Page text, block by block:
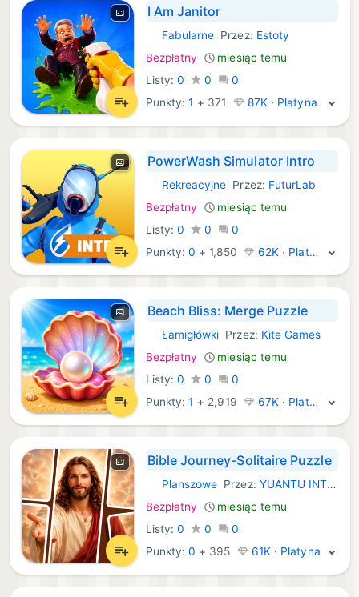
I Am Janitor
iOS Gry:
Fabularne Przez: Estoty
Bezpłatny
miesiąc temu
Listy: 0 0
0
Punkty:1 + 371 87K · Platyna
PowerWash Simulator Intro
iOS Gry:
Rekreacyjne Przez: FuturLab
Bezpłatny
miesiąc temu
Listy: 0 0
0
Punkty:0 + 1,850 62K · Platyna
Beach Bliss: Merge Puzzle
iOS Gry:
Łamigłówki Przez: Kite Games
Bezpłatny
miesiąc temu
Listy: 0 0
0
Punkty:1 + 2,919 67K · Platyna
Bible Journey-Solitaire Puzzle
iOS Gry:
Planszowe Przez: YUANTU INTERACTIVE TECHNOLOGY PTE. LTD.
Bezpłatny
miesiąc temu
Listy: 0 0
0
Punkty:0 + 395 61K · Platyna